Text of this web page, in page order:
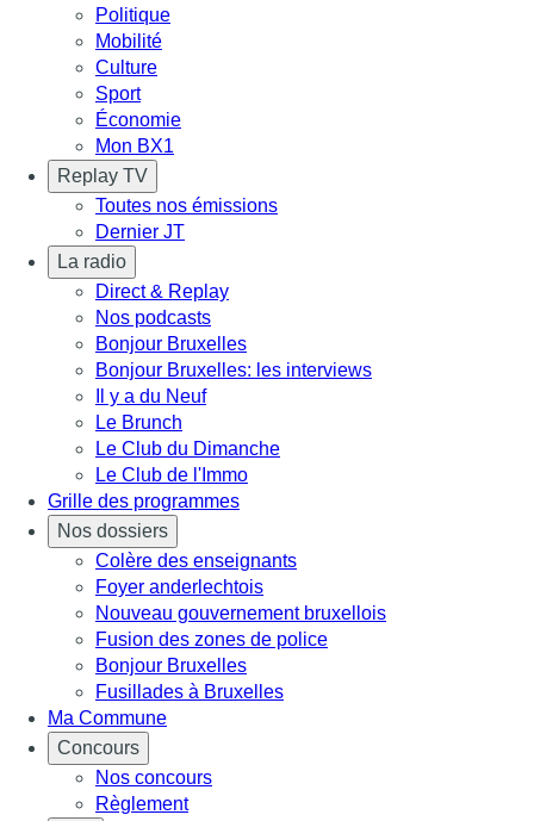
Politique
Mobilité
Culture
Sport
Économie
Mon BX1
Replay TV
Toutes nos émissions
Dernier JT
La radio
Direct & Replay
Nos podcasts
Bonjour Bruxelles
Bonjour Bruxelles: les interviews
Il y a du Neuf
Le Brunch
Le Club du Dimanche
Le Club de l'Immo
Grille des programmes
Nos dossiers
Colère des enseignants
Foyer anderlechtois
Nouveau gouvernement bruxellois
Fusion des zones de police
Bonjour Bruxelles
Fusillades à Bruxelles
Ma Commune
Concours
Nos concours
Règlement